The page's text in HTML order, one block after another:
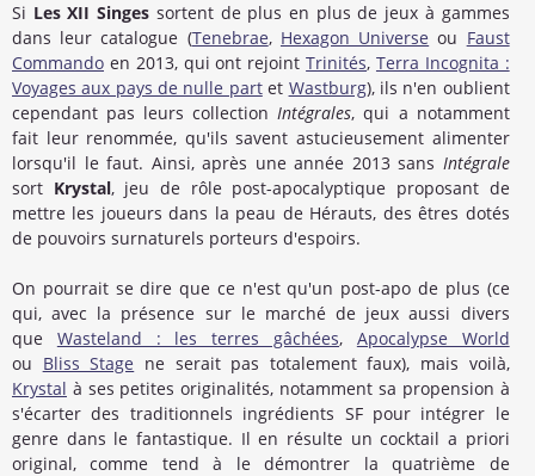
Si Les XII Singes sortent de plus en plus de jeux à gammes
dans leur catalogue (Tenebrae, Hexagon Universe ou Faust
Commando en 2013, qui ont rejointTrinités, Terra Incognita :
Voyages aux pays de nulle partet Wastburg), ils n'en oublient
cependant pas leurs collectionIntégrales, qui a notamment
fait leur renommée, qu'ils savent astucieusement alimenter
lorsqu'il le faut. Ainsi, après une année 2013 sans Intégrale
sort Krystal, jeu de rôle post-apocalyptique proposant de
mettre les joueurs dans la peau de Hérauts, des êtres dotés
de pouvoirs surnaturels porteurs d'espoirs.
On pourrait se dire que ce n'est qu'un post-apo de plus (ce
qui, avec la présence sur le marché de jeux aussi divers
que Wasteland : les terres gâchées, Apocalypse World
ou Bliss Stage ne serait pas totalement faux), mais voilà,
Krystal à ses petites originalités, notamment sa propension à
s'écarter des traditionnels ingrédients SF pour intégrer le
genre dans le fantastique. Il en résulte un cocktail a priori
original, comme tend à le démontrer la quatrième de